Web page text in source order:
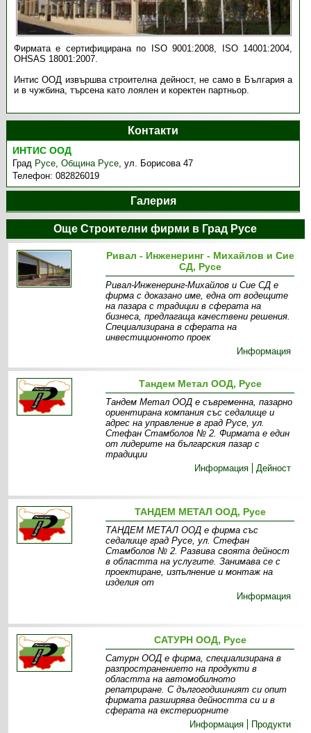
Фирмата е сертифицирана по ISO 9001:2008, ISO 14001:2004,
OHSAS 18001:2007.
Интис ООД извършва строителна дейност, не само в България а
и в чужбина, търсена като лоялен и коректен партньор.
Контакти
ИНТИС ООД
Град Русе,Община Русе,ул. Борисова 47
Телефон:082826019
Галерия
Още Строителни фирми в Град Русе
Ривал - Инженеринг - Михайлов и Сие
СД, Русе
Ривал-Инженеринг-Михайлов и Сие СД е
фирма с доказано име, една от водещите
на пазара с традиции в сферата на
бизнеса, предлагаща качествени решения.
Специализирана в сферата на
инвестиционното проек
Информация
Тандем Метал ООД, Русе
Тандем Метал ООД е съвременна, пазарно
ориентирана компания със седалище и
адрес на управление в град Русе, ул.
Стефан Стамболов № 2. Фирмата е един
от лидерите на българския пазар с
традиции
Информация
Дейност
ТАНДЕМ МЕТАЛ ООД, Русе
ТАНДЕМ МЕТАЛ ООД е фирма със
седалище град Русе, ул. Стефан
Стамболов № 2. Развива своята дейност
в областта на услугите. Занимава се с
проектиране, изпълнение и монтаж на
изделия от
Информация
САТУРН ООД, Русе
Сатурн ООД е фирма, специализирана в
разпространението на продукти в
областта на автомобилното
репатриране. С дългогодишният си опит
фирмата разширява дейността си и в
сферата на екстериорните
Информация
Продукти